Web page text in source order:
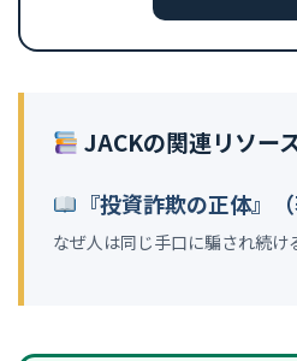
JACKの関連リソー
『投資詐欺の正体』（
なぜ人は同じ手口に騙され続け